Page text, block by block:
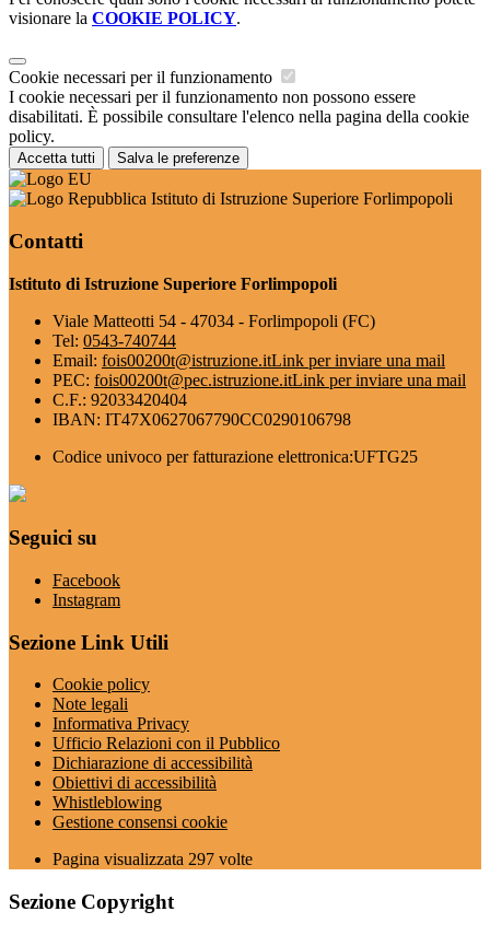
visionare la COOKIE POLICY.
Cookie necessari per il funzionamento
I cookie necessari per il funzionamento non possono essere
disabilitati. È possibile consultare l'elenco nella pagina della cookie
policy.
Accetta tutti Salva le preferenze
Istituto di Istruzione Superiore Forlimpopoli
Contatti
Istituto di Istruzione Superiore Forlimpopoli
Viale Matteotti 54 - 47034 - Forlimpopoli (FC)
Tel: 0543-740744
Email: fois00200t@istruzione.itLink per inviare una mail
PEC: fois00200t@pec.istruzione.itLink per inviare una mail
C.F.: 92033420404
IBAN: IT47X0627067790CC0290106798
Codice univoco per fatturazione elettronica:UFTG25
Seguici su
Facebook
Instagram
Sezione Link Utili
Cookie policy
Note legali
Informativa Privacy
Ufficio Relazioni con il Pubblico
Dichiarazione di accessibilità
Obiettivi di accessibilità
Whistleblowing
Gestione consensi cookie
Pagina visualizzata 297 volte
Sezione Copyright